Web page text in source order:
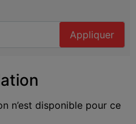
Appliquer
n’est disponible pour ce